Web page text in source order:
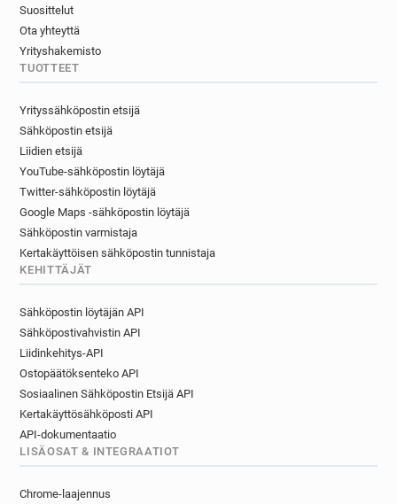
v**********@manchester.gov.uk
c********@manchester.gov.uk
o***********@manchester.gov.uk
m*********@manchester.gov.uk
d********@manchester.gov.uk
b************@manchester.gov.uk
y*****@manchester.gov.uk
w******@manchester.gov.uk
w************@manchester.gov.uk
w********@manchester.gov.uk
f************@manchester.gov.uk
g******@manchester.gov.uk
q******@manchester.gov.uk
m************@manchester.gov.uk
x*******@manchester.gov.uk
i*********@manchester.gov.uk
n******@manchester.gov.uk
l*****@manchester.gov.uk
y************@manchester.gov.uk
Suosittelut
Ota yhteyttä
Yrityshakemisto
TUOTTEET
Yrityssähköpostin etsijä
Sähköpostin etsijä
Liidien etsijä
YouTube-sähköpostin löytäjä
Twitter-sähköpostin löytäjä
Google Maps -sähköpostin löytäjä
Sähköpostin varmistaja
Kertakäyttöisen sähköpostin tunnistaja
KEHITTÄJÄT
Sähköpostin löytäjän API
Sähköpostivahvistin API
Liidinkehitys-API
Ostopäätöksenteko API
Sosiaalinen Sähköpostin Etsijä API
Kertakäyttösähköposti API
API-dokumentaatio
LISÄOSAT & INTEGRAATIOT
Chrome-laajennus